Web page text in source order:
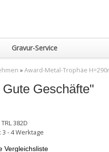
Gravur-Service
»Award-Metal-Trophäe
Geschäfte"
TRL 382D
: 3 - 4 Werktage
Vergleichsliste